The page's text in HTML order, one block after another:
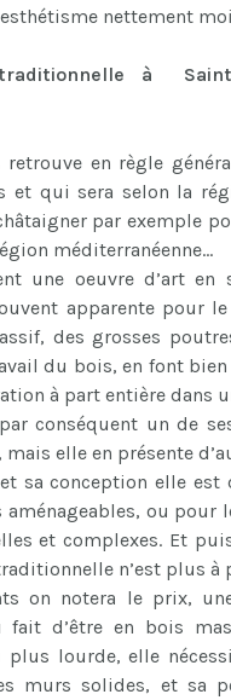
nettement
à Saint-
retrouve en règle
et qui sera selon la
par exemple
méditerranéenne…
une oeuvre d’art
apparente pour
des grosses
du bois, en font bien
à part entière dans
conséquent un de
elle en présente
sa conception elle est
ou pour
et complexes. Et
n’est plus à
on notera le prix,
fait d’être en bois
plus lourde, elle
murs solides, et sa